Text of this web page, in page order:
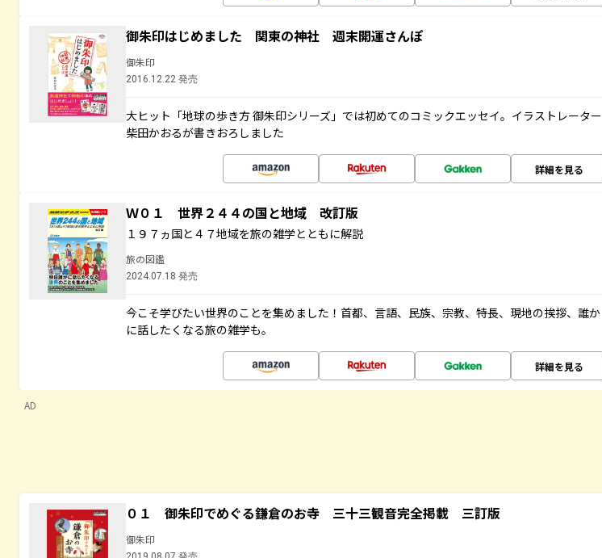
御朱印はじめました 関東の神社 週末開運さんぽ
御朱印
2016.12.22 発売
大ヒット「地球の歩き方 御朱印シリーズ」では初めてのコミックエッセイ。イラストレーター
柴田かおるが書きおろしました
詳細を見る
Ｗ０１ 世界２４４の国と地域 改訂版
１９７ヵ国と４７地域を旅の雑学とともに解説
旅の図鑑
2024.07.18 発売
今こそ学びたい世界のことを集めました！首都、言語、民族、宗教、特長、現地の挨拶、誰か
に話したくなる旅の雑学も。
詳細を見る
AD
０１ 御朱印でめぐる鎌倉のお寺 三十三観音完全掲載 三訂版
御朱印